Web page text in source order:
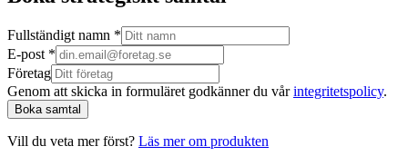
Fullständigt namn *
E-post *
Företag
Genom att skicka in formuläret godkänner du vår integritetspolicy.
Boka samtal
Vill du veta mer först? Läs mer om produkten